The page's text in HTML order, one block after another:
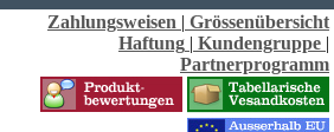
Zahlungsweisen | Grössenübersicht
Haftung | Kundengruppe |
Partnerprogramm